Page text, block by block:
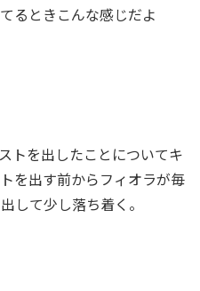
るときこんな感じだよ
トを出したことについてキ
を出す前からフィオラが毎
して少し落ち着く。